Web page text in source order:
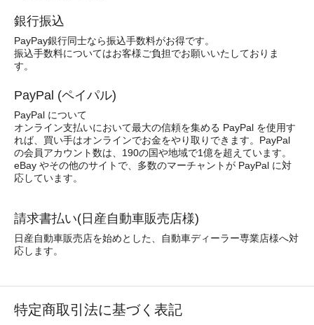
銀行振込
PayPay銀行同士なら振込手数料がお得です。
振込手数料についてはお客様ご負担でお願いいたしておりま
す。
PayPal (ペイパル)
PayPal について
オンライン支払いにおいて最大の信頼を集める PayPal を使用す
れば、買い手はオンラインでお金をやり取りできます。PayPal
の会員アカウント数は、190の国や地域で1億を超えています。
eBay やその他のサイトで、多数のマーチャントが PayPal に対
応しています。
請求書払い(日産自動車販売店様)
日産自動車販売店を始めとした、自動車ディーラー専業店様へ対
応します。
特定商取引法に基づく表記